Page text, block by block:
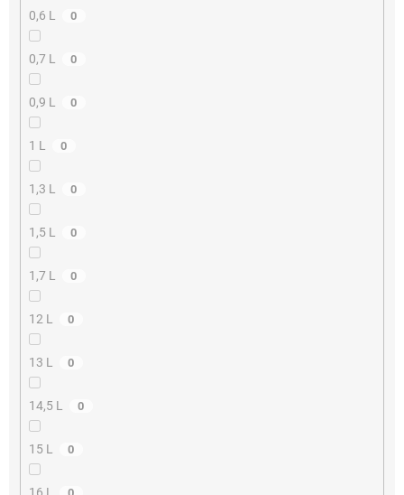
0,6 L 0
0,7 L 0
0,9 L 0
1 L 0
1,3 L 0
1,5 L 0
1,7 L 0
12 L 0
13 L 0
14,5 L 0
15 L 0